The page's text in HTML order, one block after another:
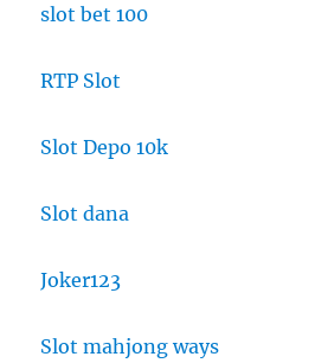
slot bet 100
RTP Slot
Slot Depo 10k
Slot dana
Joker123
Slot mahjong ways